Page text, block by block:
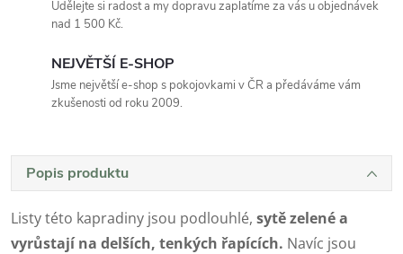
Udělejte si radost a my dopravu zaplatíme za vás u objednávek
nad 1 500 Kč.
NEJVĚTŠÍ E-SHOP
Jsme největší e-shop s pokojovkami v ČR a předáváme vám
zkušenosti od roku 2009.
Popis produktu
Listy této kapradiny jsou podlouhlé, sytě zelené a
vyrůstají na delších, tenkých řapících. Navíc jsou